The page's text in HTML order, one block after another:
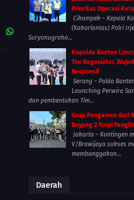
Prioritas Operasi
Cikampek – Kepala
(Kakorlantas) Polri
Suryonugroho...
Kapolda Banten
Tim Negosiator,
Responsif
Serang – Polda
Launching Perwira
dan pembentukan Tim...
Grup Pengamen dari
Boyong 2 Tropi
Jakarta – Kontingen
V/Brawijaya sukses
membanggakan...
Daerah